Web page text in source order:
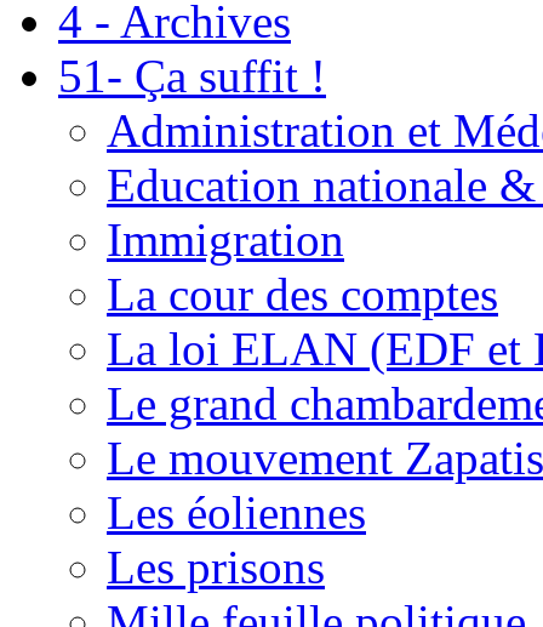
4 - Archives
51- Ça suffit !
Administration et
Education nationale
Immigration
La cour des comptes
La loi ELAN (EDF et
Le grand
Le mouvement
Les éoliennes
Les prisons